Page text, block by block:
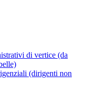
di vertice (da
(dirigenti non